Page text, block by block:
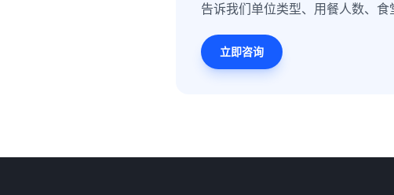
告诉我们单位类型、用餐人数、
立即咨询